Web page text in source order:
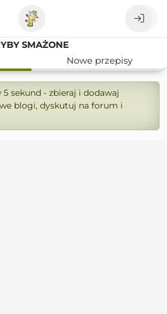
SMAŻONE
Nowe przepisy
sekund - zbieraj i dodawaj
blogi, dyskutuj na forum i